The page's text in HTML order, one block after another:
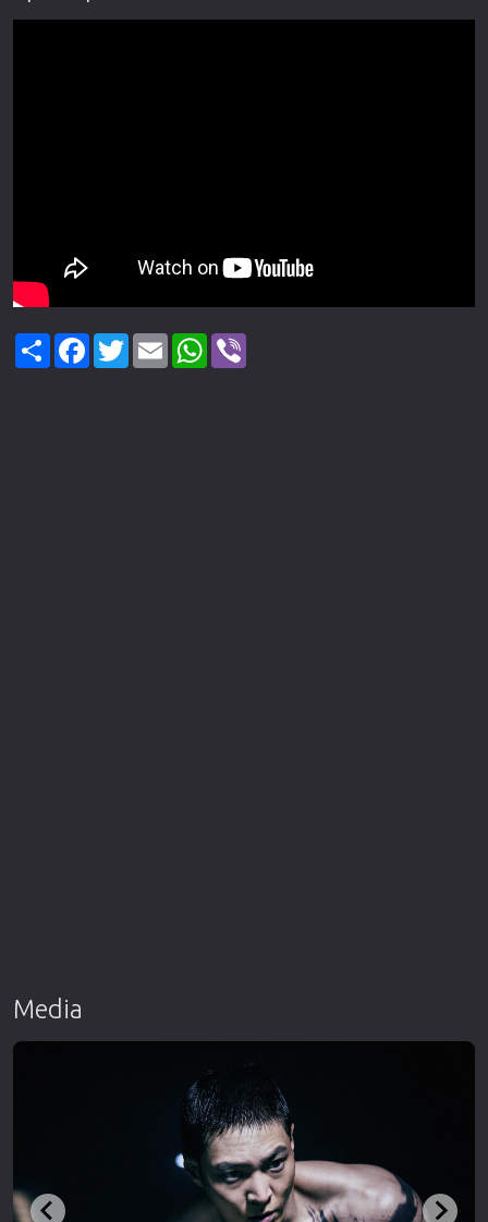
ShareFacebook
TwitterEmail WhatsApp
Media